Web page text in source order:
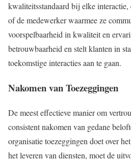
kwaliteitsstandaard bij elke interactie,
of de medewerker waarmee ze
voorspelbaarheid in kwaliteit en
betrouwbaarheid en stelt klanten in
toekomstige interacties aan te gaan.
Nakomen van Toezeggingen
De meest effectieve manier om
consistent nakomen van gedane
organisatie toezeggingen doet over
het leveren van diensten, moet de